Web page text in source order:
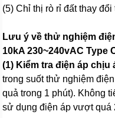
(5) Chỉ thị rò rỉ đất thay
Lưu ý về thử nghiệm
10kA 230~240vAC Type
(1) Kiểm tra điện áp chịu
trong suốt thử nghiệm
quả trong 1 phút). Không
sử dụng điện áp vượt quá